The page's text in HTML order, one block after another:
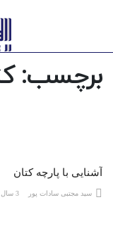
برچسب:
آشنایی با پارچه کتان
سید مجتبی سادات پور 3 سال قبل